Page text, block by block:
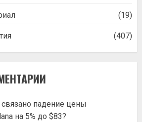
(19)
(407)
падение цены
на 5% до $83?